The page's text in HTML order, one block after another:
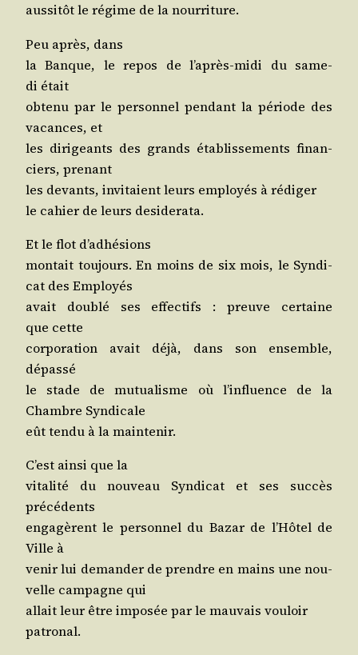
aus­si­tôt le régime de la nourriture.
Peu après, dans
la Banque, le repos de l’a­près-midi du same­
di était
obte­nu par le per­son­nel pen­dant la période des
vacances, et
les diri­geants des grands éta­blis­se­ments finan­
ciers, prenant
les devants, invi­taient leurs employés à rédiger
le cahier de leurs desiderata.
Et le flot d’adhésions
mon­tait tou­jours. En moins de six mois, le Syn­di­
cat des Employés
avait dou­blé ses effec­tifs : preuve cer­taine
que cette
cor­po­ra­tion avait déjà, dans son ensemble,
dépassé
le stade de mutua­lisme où l’in­fluence de la
Chambre Syndicale
eût ten­du à la maintenir.
C’est ain­si que la
vita­li­té du nou­veau Syn­di­cat et ses suc­cès
précédents
enga­gèrent le per­son­nel du Bazar de l’Hô­tel de
Ville à
venir lui deman­der de prendre en mains une nou­
velle cam­pagne qui
allait leur être impo­sée par le mau­vais vouloir
patronal.